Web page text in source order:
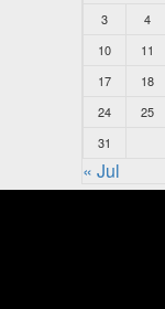
3
4
10
11
17
18
24
25
31
« Jul